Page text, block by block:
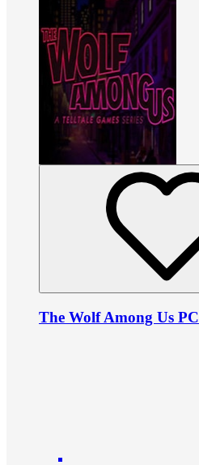
The Wolf Among Us PC